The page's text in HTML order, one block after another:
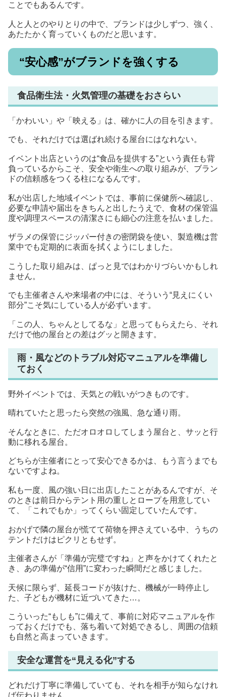
ことでもあるんです。
人と人とのやりとりの中で、ブランドは少しずつ、強く、
あたたかく育っていくものだと思います。
“安心感”がブランドを強くする
食品衛生法・火気管理の基礎をおさらい
「かわいい」や「映える」は、確かに人の目を引きます。
でも、それだけでは選ばれ続ける屋台にはなれない。
イベント出店というのは“食品を提供する”という責任も背
負っているからこそ、安全や衛生への取り組みが、ブラン
ドの信頼感をつくる柱になるんです。
私が出店した地域イベントでは、事前に保健所へ確認し、
必要な申請や届出をきちんと出したうえで、食材の保管温
度や調理スペースの清潔さにも細心の注意を払いました。
ザラメの保管にジッパー付きの密閉袋を使い、製造機は営
業中でも定期的に表面を拭くようにしました。
こうした取り組みは、ぱっと見ではわかりづらいかもしれ
ません。
でも主催者さんや来場者の中には、そういう“見えにくい
部分”こそ気にしている人が必ずいます。
「この人、ちゃんとしてるな」と思ってもらえたら、それ
だけで他の屋台との差はグッと開きます。
雨・風などのトラブル対応マニュアルを準備し
ておく
野外イベントでは、天気との戦いがつきものです。
晴れていたと思ったら突然の強風、急な通り雨。
そんなときに、ただオロオロしてしまう屋台と、サッと行
動に移れる屋台。
どちらが主催者にとって安心できるかは、もう言うまでも
ないですよね。
私も一度、風の強い日に出店したことがあるんですが、そ
のときは前日からテント用の重しとロープを用意してい
て、「これでもか」ってくらい固定していたんです。
おかげで隣の屋台が慌てて荷物を押さえている中、うちの
テントだけはピクリともせず。
主催者さんが「準備が完璧ですね」と声をかけてくれたと
き、あの準備が“信用”に変わった瞬間だと感じました。
天候に限らず、延長コードが抜けた、機械が一時停止し
た、子どもが機材に近づいてきた…。
こういった“もしも”に備えて、事前に対応マニュアルを作
っておくだけでも、落ち着いて対処できるし、周囲の信頼
も自然と高まっていきます。
安全な運営を“見える化”する
どれだけ丁寧に準備していても、それを相手が知らなけれ